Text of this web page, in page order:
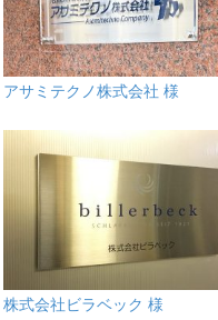
アサミテクノ株式会社 様
株式会社ビラベック 様